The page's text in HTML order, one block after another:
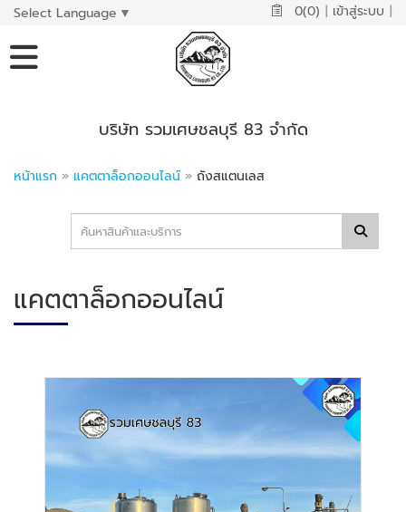
Select Language ▼ 0(0) | เข้าสู่ระบบ |
บริษัท รวมเศษชลบุรี 83 จำกัด
หน้าแรก » แคตตาล็อกออนไลน์ » ถังสแตนเลส
แคตตาล็อกออนไลน์